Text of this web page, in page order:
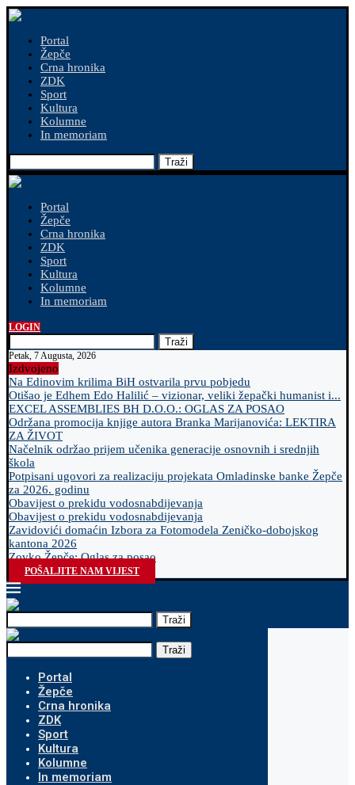
Portal
Žepče
Crna hronika
ZDK
Sport
Kultura
Kolumne
In memoriam
Traži
Portal
Žepče
Crna hronika
ZDK
Sport
Kultura
Kolumne
In memoriam
LOGIN
Traži
Petak, 7 Augusta, 2026
Izdvojeno
Na Edinovim krilima BiH ostvarila prvu pobjedu
Otišao je Edhem Edo Halilić – vizionar, veliki žepački humanist i...
EXCEL ASSEMBLIES BH D.O.O.: OGLAS ZA POSAO
Održana promocija knjige autora Branka Marijanovića: LEKTIRA
ZA ŽIVOT
Načelnik održao prijem učenika generacije osnovnih i srednjih
škola
Potpisani ugovori za realizaciju projekata Omladinske banke Žepče
za 2026. godinu
Obavijest o prekidu vodosnabdijevanja
Obavijest o prekidu vodosnabdijevanja
Zavidovići domaćin Izbora za Fotomodela Zeničko-dobojskog
kantona 2026
Zovko Žepče: Oglas za posao
POŠALJITE NAM VIJEST
Traži
Traži
Portal
Žepče
Crna hronika
ZDK
Sport
Kultura
Kolumne
In memoriam